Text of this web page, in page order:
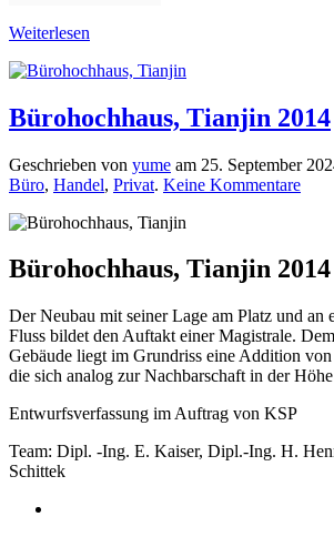
Weiterlesen
Bürohochhaus, Tianjin 2014
Geschrieben von yume am 25. September
Büro, Handel, Privat. Keine Kommentarezu
Bürohochhaus, Tianjin 2014
Der Neubau mit seiner Lage am Platz und an
Fluss bildet den Auftakt einer Magistrale.
Gebäude liegt im Grundriss eine Addition
die sich analog zur Nachbarschaft in der
Entwurfsverfassung im Auftrag von KSP
Team: Dipl. -Ing. E. Kaiser, Dipl.-Ing. H.
Schittek